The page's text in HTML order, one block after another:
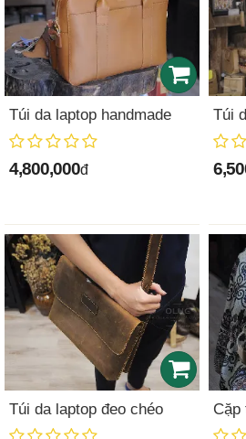
Túi da laptop handmade
4,800,000đ
Túi
Túi da laptop đeo chéo Cặp